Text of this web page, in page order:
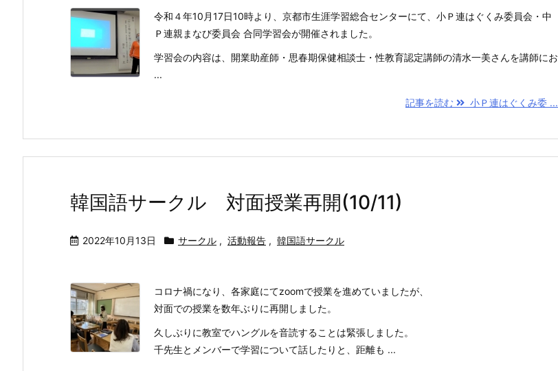
令和４年10月17日10時より、京都市生涯学習総合センターにて、小Ｐ連はぐくみ委員会・中
Ｐ連親まなび委員会 合同学習会が開催されました。
学習会の内容は、開業助産師・思春期保健相談士・性教育認定講師の清水一美さんを講師にお
...
記事を読む 小Ｐ連はぐくみ委 ...
韓国語サークル 対面授業再開(10/11)
2022年10月13日 サークル , 活動報告 , 韓国語サークル
コロナ禍になり、各家庭にてzoomで授業を進めていましたが、
対面での授業を数年ぶりに再開しました。
久しぶりに教室でハングルを音読することは緊張しました。
千先生とメンバーで学習について話したりと、距離も ...